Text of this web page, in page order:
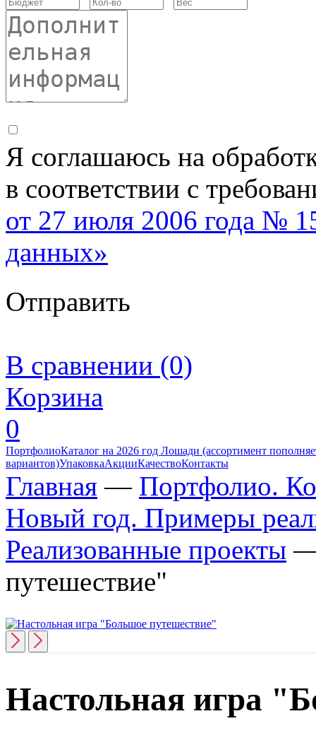
Я соглашаюсь на
в соответствии с
от 27 июля 2006 года №
данных»
Отправить
В сравнении (0)
Корзина
0
ПортфолиоКаталог на 2026 год Лошади (ассортимент
вариантов)УпаковкаАкцииКачествоКонтакты
Главная — Портфолио.
Новый год. Примеры
Реализованные проекты
путешествие"
Настольная игра